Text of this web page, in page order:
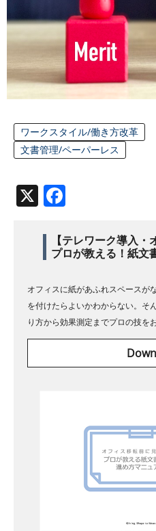
ワークスタイル/働き方改革
文書管理/ペーパーレス
X
【テレワーク導入・
プロが教える！紙文
オフィスに紙があふれスペースが
を付けたらよいかわからない。そ
り方から効果測定までプロの技を